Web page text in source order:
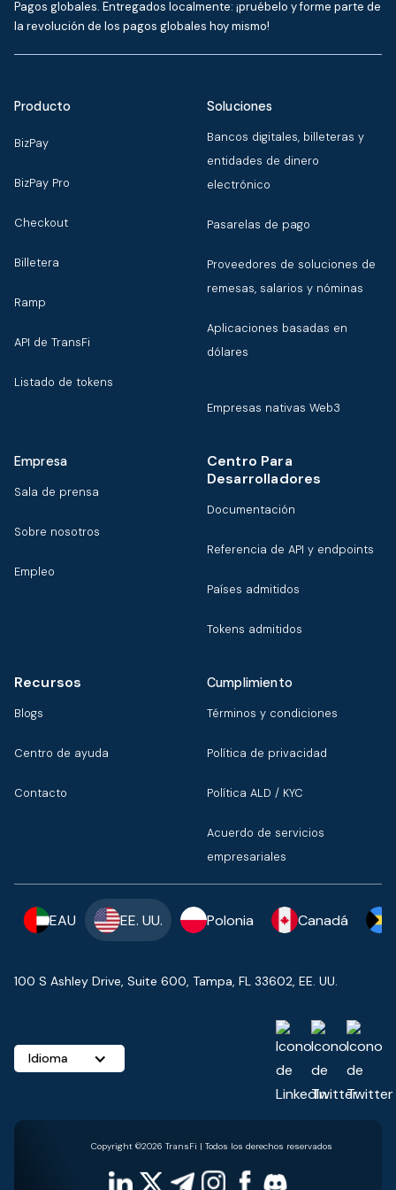
Pagos globales. Entregados localmente: ¡pruébelo y forme parte de
la revolución de los pagos globales hoy mismo!
Producto
BizPay
BizPay Pro
Checkout
Billetera
Ramp
API de TransFi
Listado de tokens
Soluciones
Bancos digitales, billeteras y
entidades de dinero
electrónico
Pasarelas de pago
Proveedores de soluciones de
remesas, salarios y nóminas
Aplicaciones basadas en
dólares
Empresas nativas Web3
Empresa
Sala de prensa
Sobre nosotros
Empleo
Centro Para
Desarrolladores
Documentación
Referencia de API y endpoints
Países admitidos
Tokens admitidos
Recursos
Blogs
Centro de ayuda
Contacto
Cumplimiento
Términos y condiciones
Política de privacidad
Política ALD / KYC
Acuerdo de servicios
empresariales
EAU EE. UU. Polonia Canadá
100 S Ashley Drive, Suite 600, Tampa, FL 33602, EE. UU.
Idioma
Copyright ©2026 TransFi | Todos los derechos reservados